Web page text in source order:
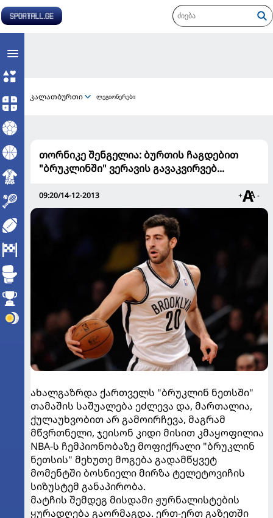
კალათბურთი ლეგიონერები
თორნიკე შენგელია: ბურთის ჩაგდებით
"ბრუკლინში" ვერავის გავაკვირვებ...
09:20/14-12-2013 + -
ახალგაზრდა ქართველს "ბრუკლინ ნეთსში"
თამაშის საშუალება ეძლევა და, მართალია,
ქულაუხვობით არ გამოირჩევა, მაგრამ
მწვრთნელი, ჯეისონ კიდი მისით კმაყოფილია
NBA-ს ჩემპიონობაზე მოფიქრალი "ბრუკლინ
ნეთსის" მეხუთე მოგება გადამწყვეტ
მომენტში ბოსნიელი მირზა ტელეტოვიჩის
სიზუსტემ განაპირობა.
მატჩის შემდეგ მისდამი ჟურნალისტების
ყურადღება გაორმაგდა. ერთ-ერთ გაზეთში